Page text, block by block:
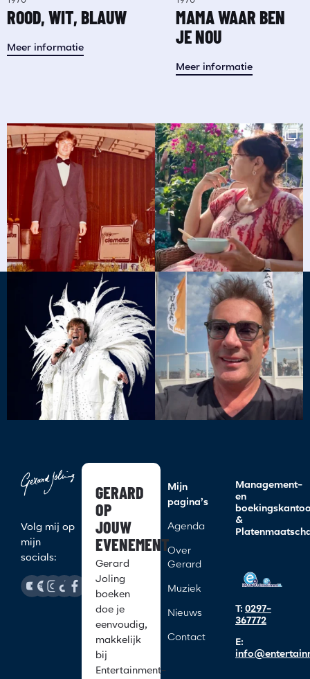
ROOD, WIT, BLAUW
Meer informatie
MAMA WAAR BEN
JE NOU
Meer informatie
Volg mij op
mijn
socials:
Mijn
pagina’s
Agenda
Over
Gerard
Muziek
Nieuws
Contact
Management-
en
&
T: 0297-
367772
E:
GERARD
OP
JOUW
EVENEMENT
Gerard
Joling
boeken
doe je
eenvoudig,
makkelijk
bij
Entertainment-